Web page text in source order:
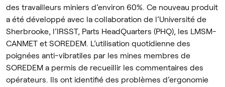
des travailleurs miniers d’environ 60%. Ce nouveau produit
a été développé avec la collaboration de l’Université de
Sherbrooke, l’IRSST, Parts HeadQuarters (PHQ), les LMSM-
CANMET et SOREDEM. L’utilisation quotidienne des
poignées anti-vibratiles par les mines membres de
SOREDEM a permis de recueillir les commentaires des
opérateurs. Ils ont identifié des problèmes d’ergonomie